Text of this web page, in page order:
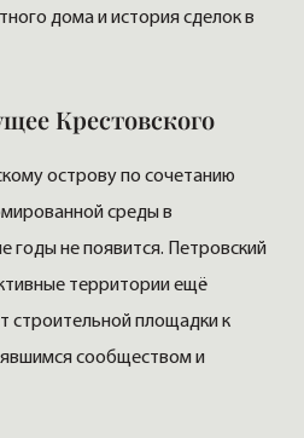
дома и история сделок в
Крестовского
острову по сочетанию
среды в
годы не появится. Петровский
территории ещё
строительной площадки к
сообществом и